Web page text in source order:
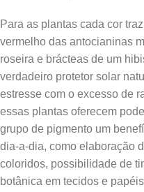
Para as plantas cada cor
vermelho das antocianinas
roseira e brácteas de um
verdadeiro protetor solar
estresse com o excesso de
essas plantas oferecem
grupo de pigmento um
dia-a-dia, como elaboração
coloridos, possibilidade de
botânica em tecidos e